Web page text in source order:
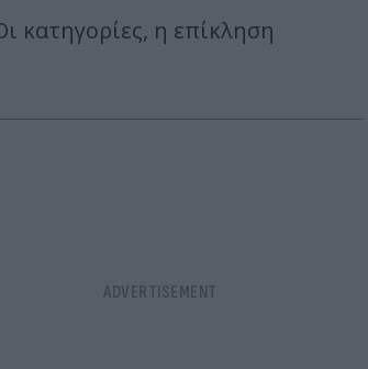
κατηγορίες, η επίκληση